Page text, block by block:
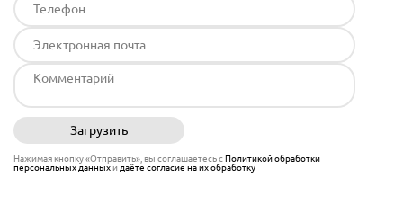
Загрузить
Нажимая кнопку «Отправить», вы соглашаетесь сПолитикой обработки
персональных данныхи даёте согласие на их обработку